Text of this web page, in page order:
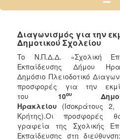
2025
2023
2022
2021
2020
2018
2017
Διαγωνισμός για την
Δημοτικού Σχολείου
To Ν.Π.Δ.Δ. «Σχολική
Εκπαίδευσης Δήμου
Δημόσιο Πλειοδοτικό
προσφορές για την
του 10ου
Ηρακλείου (Ισοκράτους
Κρήτης).Οι προσφορές
γραφεία της Σχολικής
Εκπαίδευσης στη διεύθυνση: